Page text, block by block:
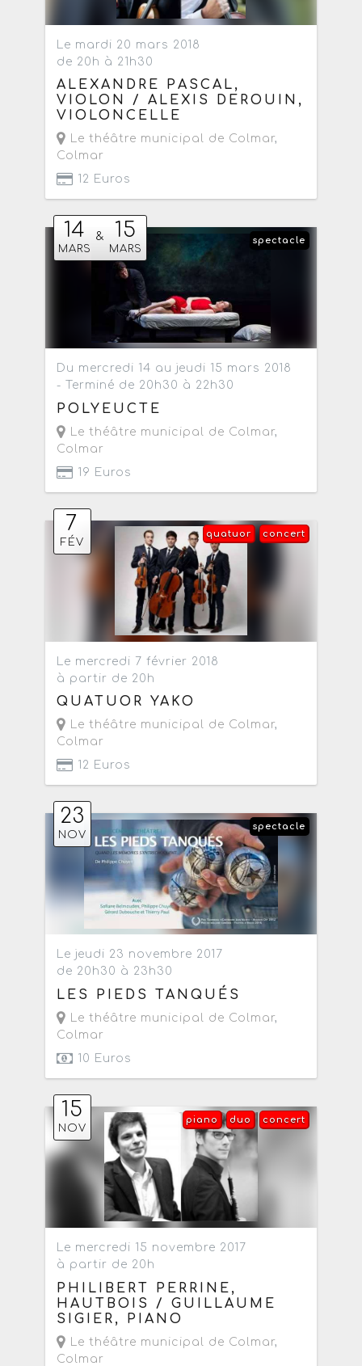
Le mardi 20 mars 2018
de 20h à 21h30
ALEXANDRE PASCAL,
VIOLON / ALEXIS DEROUIN,
VIOLONCELLE
Le théâtre municipal de Colmar,
Colmar
12 Euros
14
MARS
& 15
MARS
spectacle
Du mercredi 14 au jeudi 15 mars 2018
- Terminé de 20h30 à 22h30
POLYEUCTE
Le théâtre municipal de Colmar,
Colmar
19 Euros
7
FÉV
concert
quatuor
Le mercredi 7 février 2018
à partir de 20h
QUATUOR YAKO
Le théâtre municipal de Colmar,
Colmar
12 Euros
23
NOV
spectacle
Le jeudi 23 novembre 2017
de 20h30 à 23h30
LES PIEDS TANQUÉS
Le théâtre municipal de Colmar,
Colmar
10 Euros
15
NOV
concert
duo
piano
Le mercredi 15 novembre 2017
à partir de 20h
PHILIBERT PERRINE,
HAUTBOIS / GUILLAUME
SIGIER, PIANO
Le théâtre municipal de Colmar,
Colmar